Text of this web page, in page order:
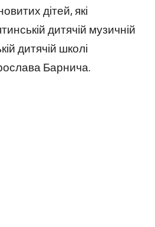
дітей, які
дитячій музичній
дитячій школі
Барнича.